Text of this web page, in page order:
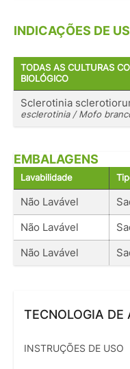
INDICAÇÕES DE
TODAS AS CULTURAS
BIOLÓGICO
Sclerotinia
esclerotinia / Mofo
EMBALAGENS
Lavabilidade
Não Lavável
Não Lavável
Não Lavável
TECNOLOGIA DE
INSTRUÇÕES DE USO